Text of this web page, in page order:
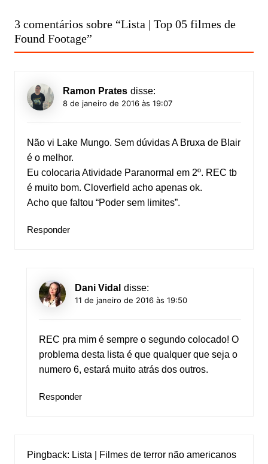
3 comentários sobre “Lista | Top 05 filmes de
Found Footage”
Ramon Prates disse:
8 de janeiro de 2016 às 19:07
Não vi Lake Mungo. Sem dúvidas A Bruxa de Blair
é o melhor.
Eu colocaria Atividade Paranormal em 2º. REC tb
é muito bom. Cloverfield acho apenas ok.
Acho que faltou “Poder sem limites”.
Responder
Dani Vidal disse:
11 de janeiro de 2016 às 19:50
REC pra mim é sempre o segundo colocado! O
problema desta lista é que qualquer que seja o
numero 6, estará muito atrás dos outros.
Responder
Pingback: Lista | Filmes de terror não americanos